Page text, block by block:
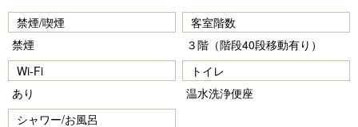
禁煙/喫煙
禁煙
客室階数
３階（階段40段移動有り）
Wi-Fi
あり
トイレ
温水洗浄便座
シャワー/お風呂